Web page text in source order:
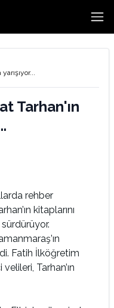
Tarhan'ın
rehber
kitaplarını
Fatih İlköğretim
Tarhan’ın